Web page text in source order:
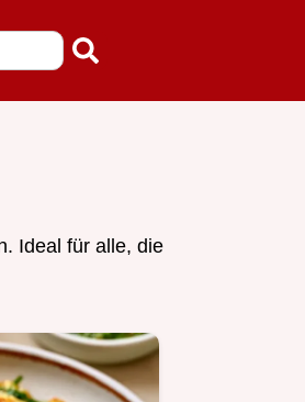
Ideal für alle, die